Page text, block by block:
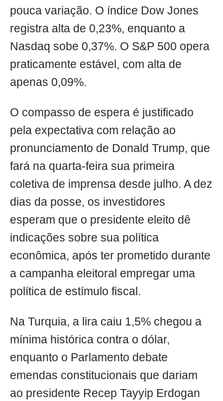
pouca variação. O índice Dow Jones
registra alta de 0,23%, enquanto a
Nasdaq sobe 0,37%. O S&P 500 opera
praticamente estável, com alta de
apenas 0,09%.
O compasso de espera é justificado
pela expectativa com relação ao
pronunciamento de Donald Trump, que
fará na quarta-feira sua primeira
coletiva de imprensa desde julho. A dez
dias da posse, os investidores
esperam que o presidente eleito dê
indicações sobre sua política
econômica, após ter prometido durante
a campanha eleitoral empregar uma
política de estímulo fiscal.
Na Turquia, a lira caiu 1,5% chegou a
mínima histórica contra o dólar,
enquanto o Parlamento debate
emendas constitucionais que dariam
ao presidente Recep Tayyip Erdogan